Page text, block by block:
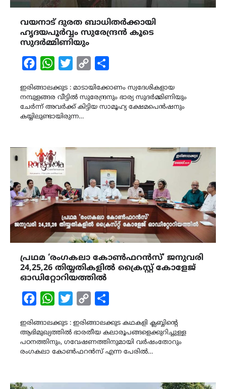
വയനാട് ദുരത ബാധിതർക്കായി
ഹൃദയപൂർവ്വം സുരേന്ദ്രൻ കൂടെ
സുദർമ്മിണിയും
FacebookWhatsAppTwitterCopy
ഇരിങ്ങാലക്കുട : മാടായിക്കോണം സ്വദേശികളായ
നമ്പുളങ്ങര വീട്ടിൽ സുരേന്ദ്രനും ഭാര്യ സുദർമ്മിണിയും
ചേർന്ന് അവർക്ക് കിട്ടിയ സാമൂഹ്യ ക്ഷേമപെൻഷനും
കയ്യിലുണ്ടായിരുന്ന…
പ്രഥമ ‘രംഗകലാ കോൺഫറൻസ്’ ജനുവരി
24,25,26 തിയ്യതികളിൽ ക്രൈസ്റ്റ് കോളേജ്
ഓഡിറ്റോറിയത്തിൽ
FacebookWhatsAppTwitterCopy
ഇരിങ്ങാലക്കുട : ഇരിങ്ങാലക്കുട കഥകളി ക്ലബ്ബിൻ്റെ
ആഭിമുഖ്യത്തിൽ ഭാരതീയ കലാരൂപങ്ങളെക്കുറിച്ചുള്ള
പഠനത്തിനും, ഗവേഷണത്തിനുമായി വർഷംതോറും
രംഗകലാ കോൺഫറൻസ് എന്ന പേരിൽ…